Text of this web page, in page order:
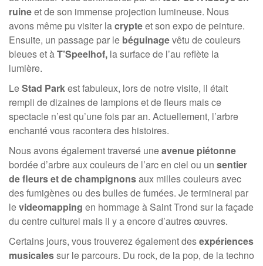
ruineet de son immense projection lumineuse. Nous
avons même pu visiter lacrypteet son expo de peinture.
Ensuite, un passage par le béguinagevêtu de couleurs
bleues et àT’Speelhof, la surface de l’au reflète la
lumière.
LeStad Parkest fabuleux, lors de notre visite, il était
rempli de dizaines de lampions et de fleurs mais ce
spectacle n’est qu’une fois par an. Actuellement, l’arbre
enchanté vous racontera des histoires.
Nous avons également traversé uneavenue piétonne
bordée d’arbre aux couleurs de l’arc en ciel ou un sentier
de fleurs et de champignonsaux milles couleurs avec
des fumigènes ou des bulles de fumées. Je terminerai par
levideomapping en hommage à Saint Trond sur la façade
du centre culturel mais il y a encore d’autres œuvres.
Certains jours, vous trouverez également desexpériences
musicalessur le parcours. Du rock, de la pop, de la techno